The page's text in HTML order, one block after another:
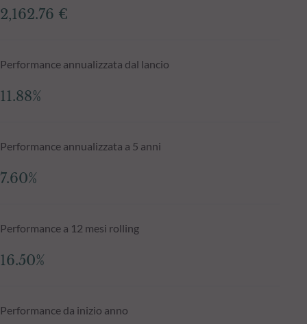
2,162.76 €
Performance annualizzata dal lancio
11.88%
Performance annualizzata a 5 anni
7.60%
Performance a 12 mesi rolling
16.50%
Performance da inizio anno